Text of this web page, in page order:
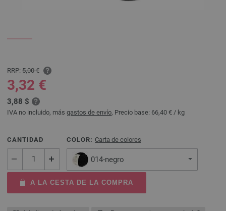
RRP: 5,00 €
3,32 €
3,88 $
IVA no incluido, más gastos de envío, Precio base: 66,40 € / kg
CANTIDAD COLOR: Carta de colores
014-negro
A LA CESTA DE LA COMPRA